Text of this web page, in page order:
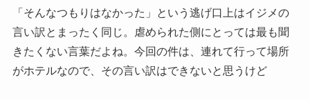
「そんなつもりはなかった」という逃げ口上はイジメの
言い訳とまったく同じ。虐められた側にとっては最も聞
きたくない言葉だよね。今回の件は、連れて行って場所
がホテルなので、その言い訳はできないと思うけど